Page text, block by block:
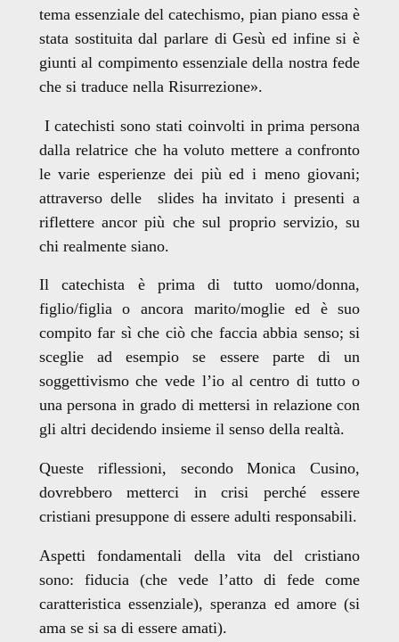
tema essenziale del catechismo, pian piano essa è
stata sostituita dal parlare di Gesù ed infine si è
giunti al compimento essenziale della nostra fede
che si traduce nella Risurrezione».
I catechisti sono stati coinvolti in prima persona
dalla relatrice che ha voluto mettere a confronto
le varie esperienze dei più ed i meno giovani;
attraverso delle slides ha invitato i presenti a
riflettere ancor più che sul proprio servizio, su
chi realmente siano.
Il catechista è prima di tutto uomo/donna,
figlio/figlia o ancora marito/moglie ed è suo
compito far sì che ciò che faccia abbia senso; si
sceglie ad esempio se essere parte di un
soggettivismo che vede l’io al centro di tutto o
una persona in grado di mettersi in relazione con
gli altri decidendo insieme il senso della realtà.
Queste riflessioni, secondo Monica Cusino,
dovrebbero metterci in crisi perché essere
cristiani presuppone di essere adulti responsabili.
Aspetti fondamentali della vita del cristiano
sono: fiducia (che vede l’atto di fede come
caratteristica essenziale), speranza ed amore (si
ama se si sa di essere amati).